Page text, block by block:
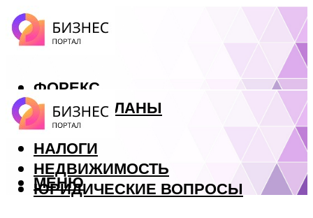
ФОРЕКС
БИЗНЕС ПЛАНЫ
КРЕДИТЫ
НАЛОГИ
НЕДВИЖИМОСТЬ
ЮРИДИЧЕСКИЕ ВОПРОСЫ
МЕНЮ